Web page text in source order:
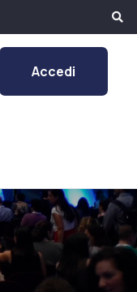
Accedi